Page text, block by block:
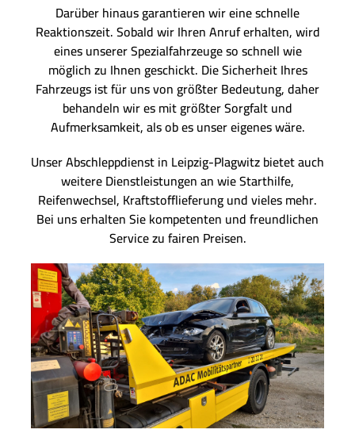
Darüber hinaus garantieren wir eine schnelle
Reaktionszeit. Sobald wir Ihren Anruf erhalten, wird
eines unserer Spezialfahrzeuge so schnell wie
möglich zu Ihnen geschickt. Die Sicherheit Ihres
Fahrzeugs ist für uns von größter Bedeutung, daher
behandeln wir es mit größter Sorgfalt und
Aufmerksamkeit, als ob es unser eigenes wäre.
Unser Abschleppdienst in Leipzig-Plagwitz bietet auch
weitere Dienstleistungen an wie Starthilfe,
Reifenwechsel, Kraftstofflieferung und vieles mehr.
Bei uns erhalten Sie kompetenten und freundlichen
Service zu fairen Preisen.